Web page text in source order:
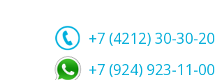
+7 (4212) 30-30-20
+7 (924) 923-11-00